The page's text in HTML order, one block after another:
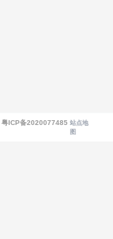
粤ICP备2020077485 站点地
图